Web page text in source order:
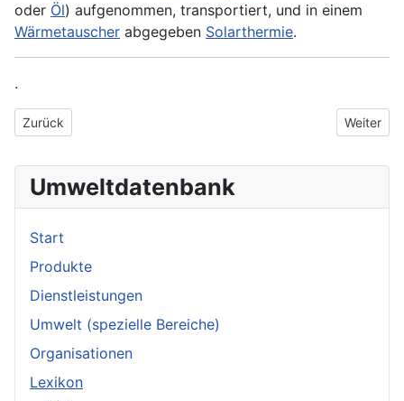
oder Öl) aufgenommen, transportiert, und in einem
Wärmetauscher abgegeben Solarthermie.
.
Vorheriger Beitrag: Sonnenhöhenwinkel
Zurück Nächster
Weiter
Umweltdatenbank
Start
Produkte
Dienstleistungen
Umwelt (spezielle Bereiche)
Organisationen
Lexikon